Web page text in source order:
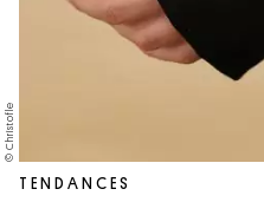
© Christofle
TENDANCES